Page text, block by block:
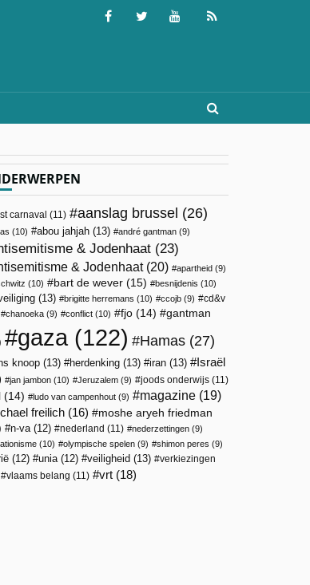
carnaval (11) aanslag brussel (26)
(10) abou jahjah (13) andré gantman (9)
& Jodenhaat (23)
& Jodenhaat(20) apartheid (9)
(10) bart de wever (15) besnijdenis (10)
(13) brigitte herremans (10) ccojb (9)
cd&v
chanoeka (9) conflict (10) fjo (14) gantman
gaza(122) Hamas (27)
knoop (13) herdenking (13) iran (13)
Israël
jan jambon (10) Jeruzalem (9) joods onderwijs (11)
(14) ludo van campenhout (9) magazine (19)
freilich (16)
moshe aryeh friedman
n-va(12) nederland (11) nederzettingen (9)
(10) olympische spelen (9) shimon peres (9)
(12) unia(12) veiligheid (13)
verkiezingen
vlaams belang (11) vrt (18)